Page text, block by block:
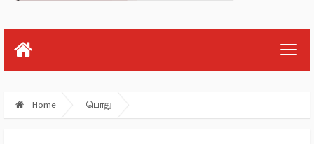
Home பொது